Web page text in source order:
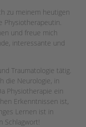
zu meinem heutigen
Physiotherapeutin.
und freue mich
interessante und
Traumatologie tätig.
die Neurologie, in
Physiotherapie ein
Erkenntnissen ist,
Lernen ist in
Schlagwort!